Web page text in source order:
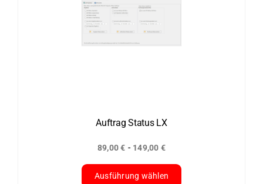
mehrere
Varianten
auf.
gewählt
werden
Auftrag Status LX
89,00€ - 149,00 €
Ausführung wählen